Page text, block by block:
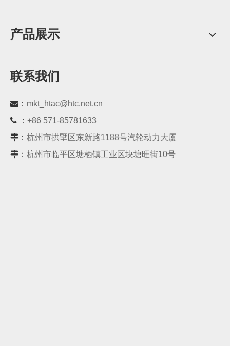
产品展示
联系我们
： mkt_htac@htc.net.cn
 ： +86 571-85781633
： 杭州市拱墅区东新路1188号汽轮动力大厦
： 杭州市临平区塘栖镇工业区块塘旺街10号